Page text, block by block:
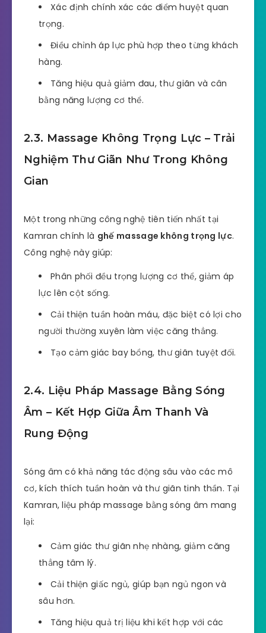
Xác định chính xác các điểm huyệt quan
trọng.
Điều chỉnh áp lực phù hợp theo từng khách
hàng.
Tăng hiệu quả giảm đau, thư giãn và cân
bằng năng lượng cơ thể.
2.3. Massage Không Trọng Lực – Trải
Nghiệm Thư Giãn Như Trong Không
Gian
Một trong những công nghệ tiên tiến nhất tại
Kamran chính là ghế massage không trọng lực.
Công nghệ này giúp:
Phân phối đều trọng lượng cơ thể, giảm áp
lực lên cột sống.
Cải thiện tuần hoàn máu, đặc biệt có lợi cho
người thường xuyên làm việc căng thẳng.
Tạo cảm giác bay bổng, thư giãn tuyệt đối.
2.4. Liệu Pháp Massage Bằng Sóng
Âm – Kết Hợp Giữa Âm Thanh Và
Rung Động
Sóng âm có khả năng tác động sâu vào các mô
cơ, kích thích tuần hoàn và thư giãn tinh thần. Tại
Kamran, liệu pháp massage bằng sóng âm mang
lại:
Cảm giác thư giãn nhẹ nhàng, giảm căng
thẳng tâm lý.
Cải thiện giấc ngủ, giúp bạn ngủ ngon và
sâu hơn.
Tăng hiệu quả trị liệu khi kết hợp với các